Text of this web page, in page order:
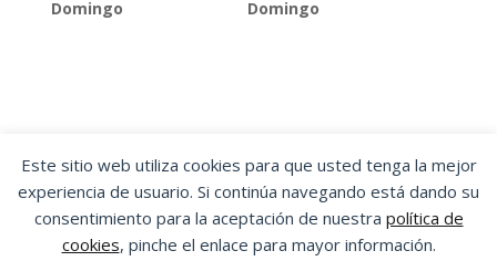
Este sitio web utiliza cookies para que usted tenga la mejor
experiencia de usuario. Si continúa navegando está dando su
consentimiento para la aceptación de nuestra política de
cookies, pinche el enlace para mayor información.
Domingo
Domingo
OSTA | ORGANIZACIÓN SINDICAL DE
TRABAJADORES Y TRABAJADORAS DE ARAGÓN